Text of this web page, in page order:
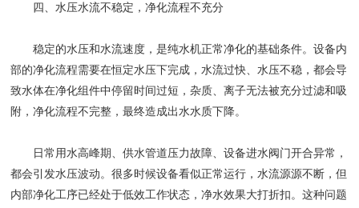
四、水压水流不稳定，净化流程不充分
稳定的水压和水流速度，是纯水机正常净化的基础条件。设备内
部的净化流程需要在恒定水压下完成，水流过快、水压不稳，都会导
致水体在净化组件中停留时间过短，杂质、离子无法被充分过滤和吸
附，净化流程不完整，最终造成出水水质下降。
日常用水高峰期、供水管道压力故障、设备进水阀门开合异常，
都会引发水压波动。很多时候设备看似正常运行，水流源源不断，但
内部净化工序已经处于低效工作状态，净水效果大打折扣。这种问题